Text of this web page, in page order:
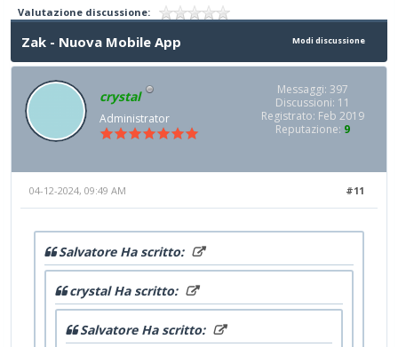
Valutazione discussione:
Modi discussione
Zak - Nuova Mobile App
crystal
Administrator
Messaggi: 397
Discussioni: 11
Registrato: Feb 2019
Reputazione: 9
#11
04-12-2024, 09:49 AM
Salvatore Ha scritto:
crystal Ha scritto:
Salvatore Ha scritto: